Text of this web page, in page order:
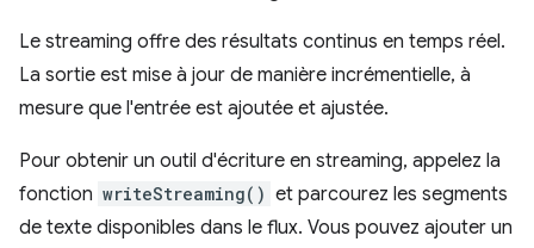
Le streaming offre des résultats continus en temps réel.
La sortie est mise à jour de manière incrémentielle, à
mesure que l'entrée est ajoutée et ajustée.
Pour obtenir un outil d'écriture en streaming, appelez la
fonction writeStreaming() et parcourez les segments
de texte disponibles dans le flux. Vous pouvez ajouter un